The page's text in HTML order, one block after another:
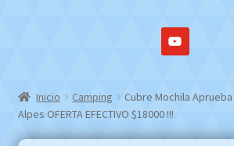
Inicio Camping
Cubre Mochila
Alpes OFERTA EFECTIVO $18000 !!!